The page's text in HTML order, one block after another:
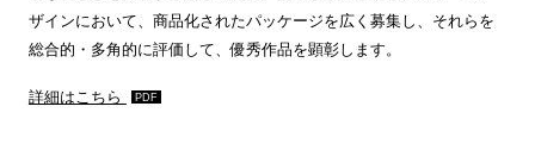
ザインにおいて、商品化されたパッケージを広く募集し、それらを
総合的・多角的に評価して、優秀作品を顕彰します。
詳細はこちら